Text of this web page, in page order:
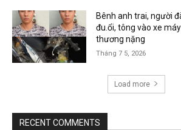
Bênh anh trai, người
đu.ổi, tông vào xe
thương nặng
Tháng 7 5, 2026
Load more
RECENT COMMENTS